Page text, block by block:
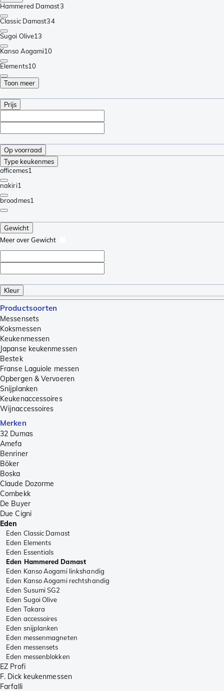
Hammered Damast3
Classic Damast34
Sugoi Olive13
Kanso Aogami10
Elements10
Toon meer
Prijs
Op voorraad
Type keukenmes
officemes1
nakiri1
broodmes1
Gewicht
Meer over Gewicht
Kleur
Productsoorten
Messensets
Koksmessen
Keukenmessen
Japanse keukenmessen
Bestek
Franse Laguiole messen
Opbergen & Vervoeren
Snijplanken
Keukenaccessoires
Wijnaccessoires
Merken
32 Dumas
Amefa
Benriner
Böker
Boska
Claude Dozorme
Combekk
De Buyer
Due Cigni
Eden
Eden Classic Damast
Eden Elements
Eden Essentials
Eden Hammered Damast
Eden Kanso Aogami linkshandig
Eden Kanso Aogami rechtshandig
Eden Susumi SG2
Eden Sugoi Olive
Eden Takara
Eden accessoires
Eden snijplanken
Eden messenmagneten
Eden messensets
Eden messenblokken
EZ Profi
F. Dick keukenmessen
Farfalli